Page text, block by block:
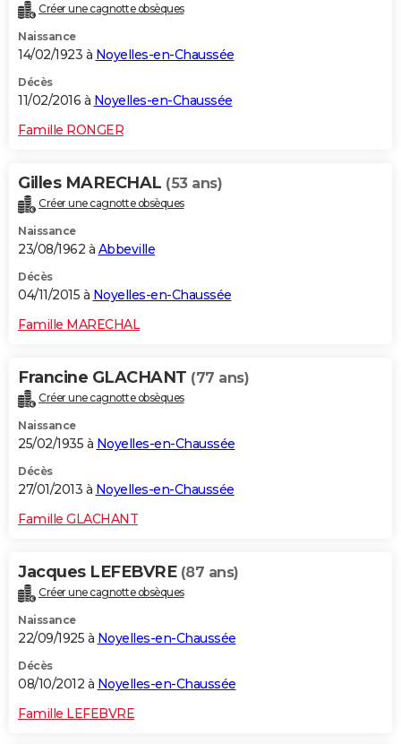
Créer une cagnotte obsèques
Naissance
14/02/1923 à Noyelles-en-Chaussée
Décès
11/02/2016 à Noyelles-en-Chaussée
Famille RONGER
Gilles MARECHAL (53 ans)
Créer une cagnotte obsèques
Naissance
23/08/1962 à Abbeville
Décès
04/11/2015 à Noyelles-en-Chaussée
Famille MARECHAL
Francine GLACHANT (77 ans)
Créer une cagnotte obsèques
Naissance
25/02/1935 à Noyelles-en-Chaussée
Décès
27/01/2013 à Noyelles-en-Chaussée
Famille GLACHANT
Jacques LEFEBVRE (87 ans)
Créer une cagnotte obsèques
Naissance
22/09/1925 à Noyelles-en-Chaussée
Décès
08/10/2012 à Noyelles-en-Chaussée
Famille LEFEBVRE